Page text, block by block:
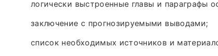
логически выстроенные главы и параграфы
заключение с прогнозируемыми выводами;
список необходимых источников и